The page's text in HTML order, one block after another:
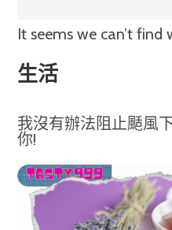
It seems we can’t find
生活
我沒有辦法阻止颳風
你!